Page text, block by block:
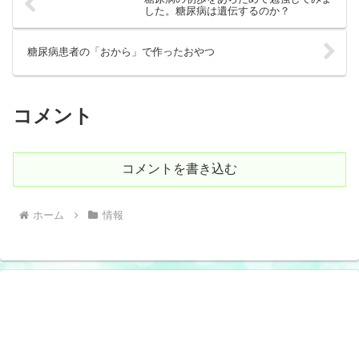
した。糖尿病は遺伝するのか？
糖尿病患者の「おから」で作ったおやつ
コメント
コメントを書き込む
ホーム 情報